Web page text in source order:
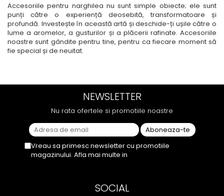
Accesoriile pentru narghilea nu sunt simple obiecte; ele sunt
punți către o experiență deosebită, transformatoare și
profundă. Investește în această artă și deschide-ți ușile către o
lume a aromelor, a gusturilor și a plăcerii rafinate. Accesoriile
noastre sunt gândite pentru tine, pentru ca fiecare moment să
fie special și de neuitat.
NEWSLETTER
Nu rata ofertele si promotiile noastre
Vreau sa primesc newsletter cu promotiile
magazinului. Afla mai multe in
SOCIAL